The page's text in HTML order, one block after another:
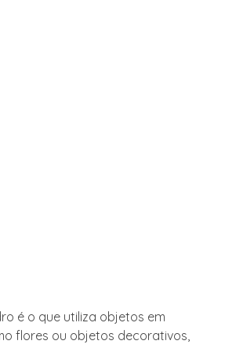
é o que utiliza objetos em
flores ou objetos decorativos,